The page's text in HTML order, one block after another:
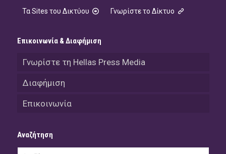
Τα Sites του Δικτύου Γνωρίστε το Δίκτυο
Επικοινωνία & Διαφήμιση
Γνωρίστε τη Hellas Press Media
Διαφήμιση
Επικοινωνία
Αναζήτηση